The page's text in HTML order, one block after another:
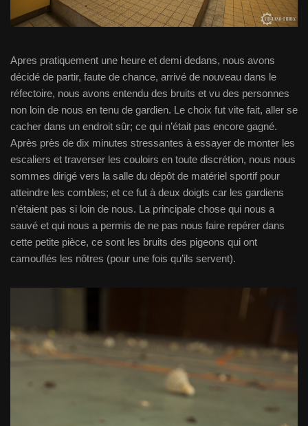
Apres pratiquement une heure et demi dedans, nous avons
décidé de partir, faute de chance, arrivé de nouveau dans le
réfectoire, nous avons entendu des bruits et vu des personnes
non loin de nous en tenu de gardien. Le choix fut vite fait, aller se
cacher dans un endroit sûr; ce qui n’était pas encore gagné.
Après près de dix minutes stressantes à essayer de monter les
escaliers et traverser les couloirs en toute discrétion, nous nous
sommes dirigé vers la salle du dépôt de matériel sportif pour
atteindre les combles; et ce fut à deux doigts car les gardiens
n’étaient pas si loin de nous. La principale chose qui nous a
sauvé et qui nous a permis de ne pas nous faire repérer dans
cette petite pièce, ce sont les bruits des pigeons qui ont
camouflés les nôtres (pour une fois qu’ils servent).